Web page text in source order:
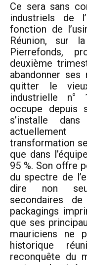
Ce sera sans
industriels de
fonction de
Réunion, sur
Pierrefonds,
deuxième
abandonner
quitter le
industrielle n°
occupe depuis
s’installe
transformation
que dans
95 %. Son offre
du spectre de
dire non
secondaires
packagings
que ses
mauriciens ne
historique
reconquête du